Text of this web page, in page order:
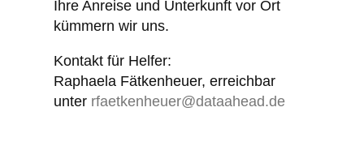
Ihre Anreise und Unterkunft vor Ort
kümmern wir uns.
Kontakt für Helfer:
Raphaela Fätkenheuer, erreichbar
unter rfaetkenheuer@dataahead.de